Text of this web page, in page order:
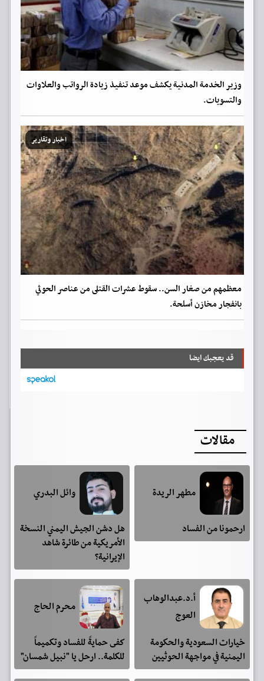
وزير الخدمة المدنية يكشف موعد تنفيذ زيادة الرواتب والعلاوات
والتسويات.
اخبار وتقارير
معظمهم من صغار السن.. سقوط عشرات القتلى من عناصر الحوثي
بانفجار مخازن أسلحة.
قد يعجبك ايضا
مقالات
مطهر الريدة
ارحمونا من الفساد
وائل البدري
هل دشن الجيش اليمني النسخة
الأمريكية من طائرة شاهد
الإيرانية؟
أ.د.عبدالوهاب
العوج
خيارات السعودية والحكومة
اليمنية في مواجهة الحوثيين
محرم الحاج
كفى حمايةً للفساد وتكميماً
للكلمة.. ارحل يا "نبيل شمسان"